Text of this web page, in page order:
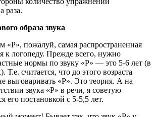
раза.
образа звука
«Р», пожалуй, самая распространенная
к логопеду. Прежде всего, нужно
нормы по звуку «Р» — это 5-6 лет (в
Т.е. считается, что до этого возраста
выговаривать «Р». Это теория. А на
звука «Р» в речи, я советую
его постановкой с 5-5,5 лет.